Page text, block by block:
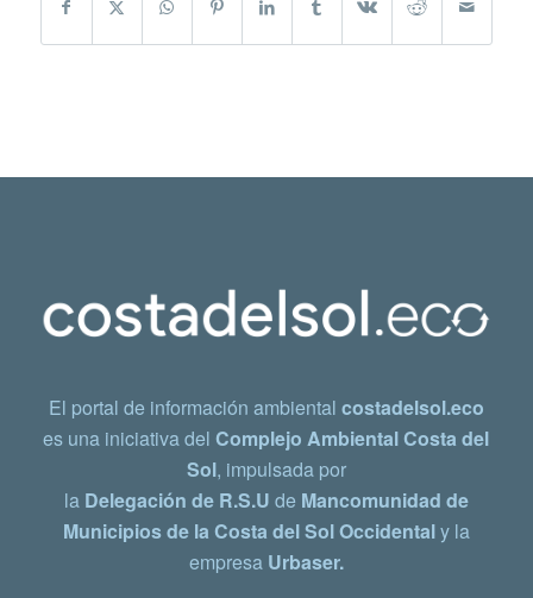
El portal de información ambiental costadelsol.eco
es una iniciativa delComplejo Ambiental Costa del
Sol, impulsada por
la Delegación de R.S.U de Mancomunidad de
Municipios de la Costa del Sol Occidentaly la
empresa Urbaser.